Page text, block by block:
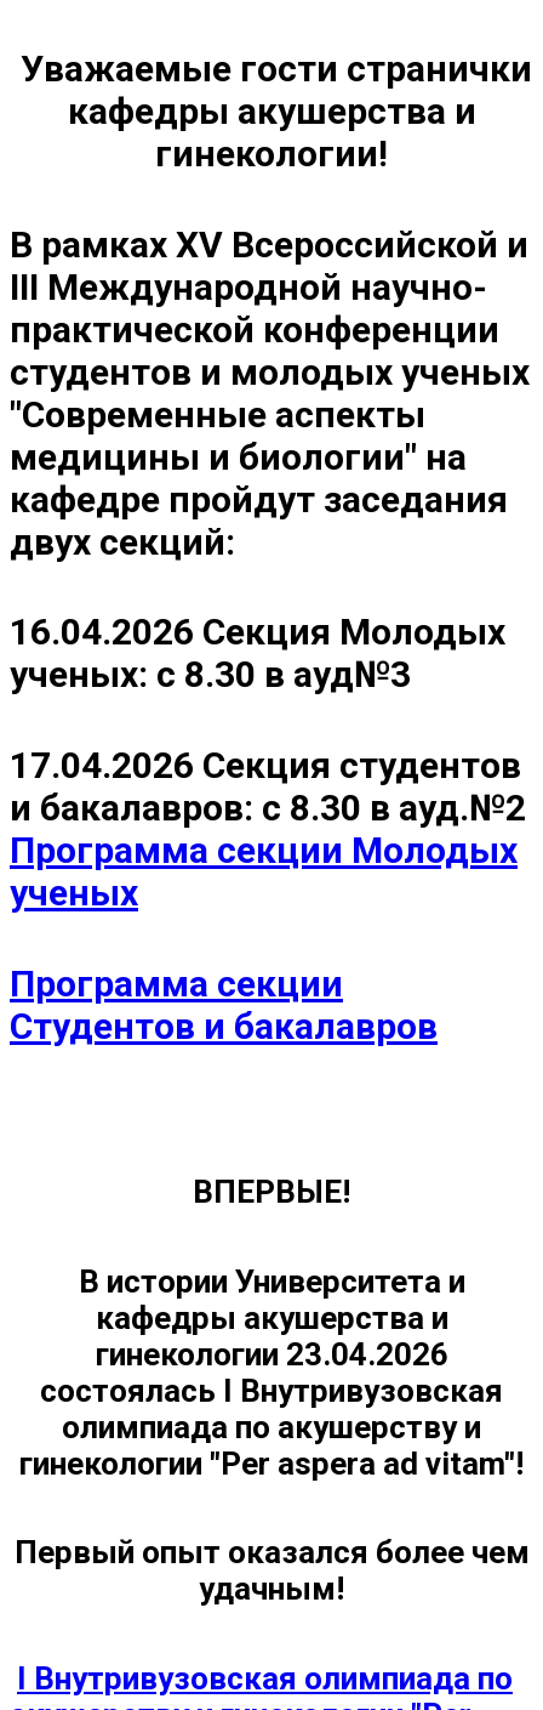
Уважаемые гости странички
кафедры акушерства и
гинекологии!
В рамках XV Всероссийской и
III Международной научно-
практической конференции
студентов и молодых ученых
"Современные аспекты
медицины и биологии" на
кафедре пройдут заседания
двух секций:
16.04.2026 Секция Молодых
ученых: с 8.30 в ауд№3
17.04.2026 Секция студентов
и бакалавров: с 8.30 в ауд.№2
Программа секции Молодых
ученых
Программа секции
Студентов и бакалавров
ВПЕРВЫЕ!
В истории Университета и
кафедры акушерства и
гинекологии 23.04.2026
состоялась I Внутривузовская
олимпиада по акушерству и
гинекологии "Per aspera ad vitam"!
Первый опыт оказался более чем
удачным!
I Внутривузовская олимпиада по